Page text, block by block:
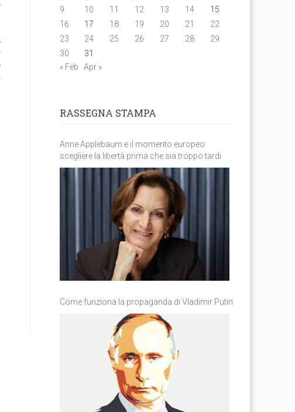
9
10 11 12 13 14
15
16
17 18 19 20 21
22
23
24 25 26 27 28
29
30
31
« Feb
Apr »
RASSEGNA STAMPA
Anne Applebaum e il momento europeo:
scegliere la libertà prima che sia troppo tardi
Come funziona la propaganda di Vladimir Putin